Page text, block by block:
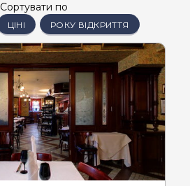
Сортувати по
ЦІНІ РОКУ ВІДКРИТТЯ